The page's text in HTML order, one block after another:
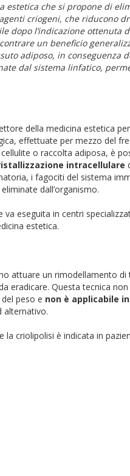
che si propone di
criogeni, che riducono
dopo l’indicazione ottenuta
un beneficio
adiposo, in conseguenza
dal sistema linfatico,
della medicina estetica
effettuate per mezzo del
o raccolta adiposa, è
intracellulare
i fagociti del sistema
dall’organismo.
va eseguita in centri
estetica.
attuare un rimodellamento
eradicare. Questa tecnica
peso e non è applicabile
alternativo.
la criolipolisi è indicata in